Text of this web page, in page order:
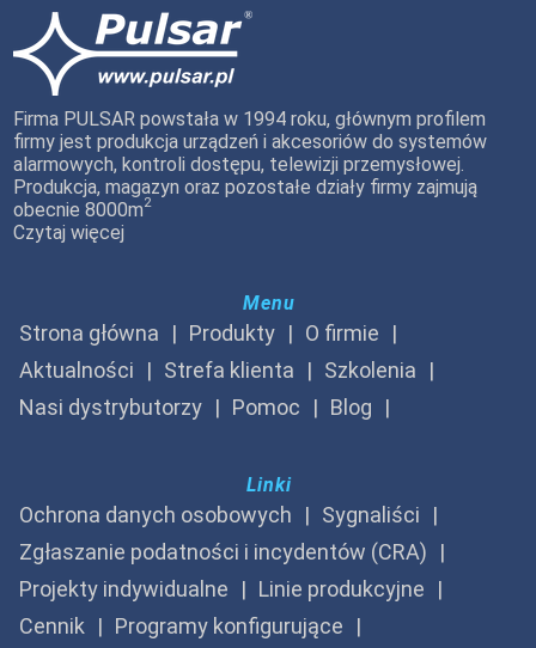
Firma PULSAR powstała w 1994 roku, głównym profilem
firmy jest produkcja urządzeń i akcesoriów do systemów
alarmowych, kontroli dostępu, telewizji przemysłowej.
Produkcja, magazyn oraz pozostałe działy firmy zajmują
obecnie 8000m2
Czytaj więcej
Menu
Strona główna Produkty
O firmie
Aktualności
Strefa klienta
Szkolenia
Nasi dystrybutorzy
Pomoc Blog
Linki
Ochrona danych osobowych
Sygnaliści
Zgłaszanie podatności i incydentów (CRA)
Projekty indywidualne
Linie produkcyjne
Cennik
Programy konfigurujące